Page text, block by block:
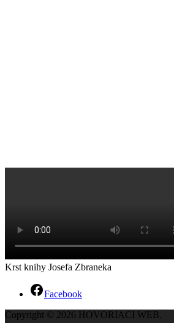
Krst knihy Josefa Zbraneka
Facebook
Copyright © 2026 HOVORIACI WEB.